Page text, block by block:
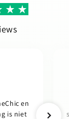
en
is niet